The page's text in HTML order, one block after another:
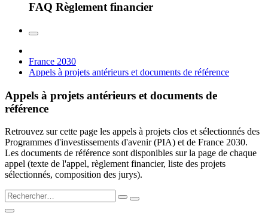
FAQ Règlement financier
France 2030
Appels à projets antérieurs et documents de référence
Appels à projets antérieurs et documents de
référence
Retrouvez sur cette page les appels à projets clos et sélectionnés des
Programmes d'investissements d'avenir (PIA) et de France 2030.
Les documents de référence sont disponibles sur la page de chaque
appel (texte de l'appel, règlement financier, liste des projets
sélectionnés, composition des jurys).